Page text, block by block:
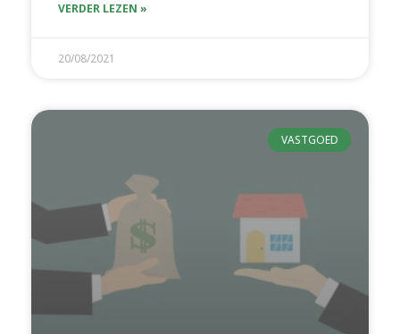
VERDER LEZEN »
20/08/2021
VASTGOED